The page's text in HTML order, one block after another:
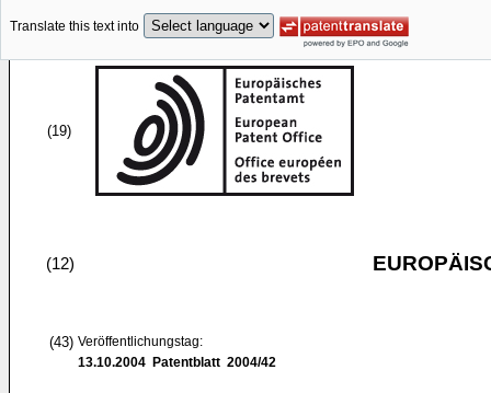
Translate this text into
(19)
(12)
(43) Veröffentlichungstag:
13.10.2004 Patentblatt 2004/42